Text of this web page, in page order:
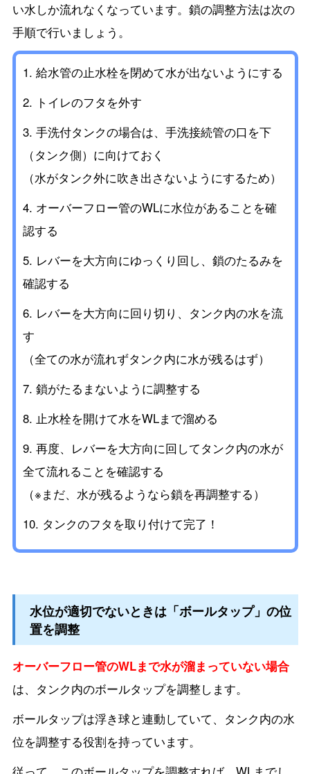
い水しか流れなくなっています。鎖の調整方法は次の
手順で行いましょう。
給水管の止水栓を閉めて水が出ないようにする
トイレのフタを外す
手洗付タンクの場合は、手洗接続管の口を下
（タンク側）に向けておく
（水がタンク外に吹き出さないようにするため）
オーバーフロー管のWLに水位があることを確
認する
レバーを大方向にゆっくり回し、鎖のたるみを
確認する
レバーを大方向に回り切り、タンク内の水を流
す
（全ての水が流れずタンク内に水が残るはず）
鎖がたるまないように調整する
止水栓を開けて水をWLまで溜める
再度、レバーを大方向に回してタンク内の水が
全て流れることを確認する
（※まだ、水が残るようなら鎖を再調整する）
タンクのフタを取り付けて完了！
水位が適切でないときは「ボールタップ」の位
置を調整
オーバーフロー管のWLまで水が溜まっていない場合
は、タンク内のボールタップを調整します。
ボールタップは浮き球と連動していて、タンク内の水
位を調整する役割を持っています。